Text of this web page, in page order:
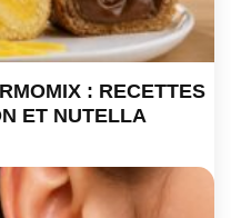
: RECETTES
ET NUTELLA